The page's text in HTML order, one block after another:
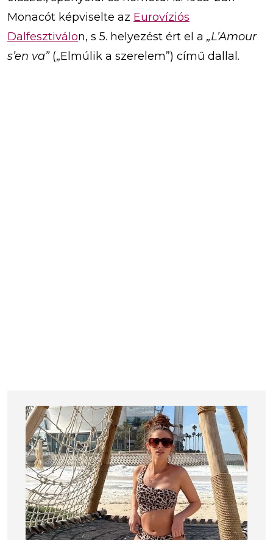
Monacót képviselte az Eurovíziós
Dalfesztiválon, s 5. helyezést ért el a „L’Amour
s’en va”(„Elmúlik a szerelem”) című dallal.